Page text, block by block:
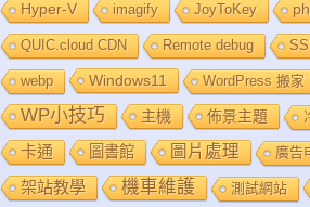
Hyper-V imagify JoyToKey
QUIC.cloud CDN Remote debug
webp Windows11 WordPress 搬家
WP小技巧 主機 佈景主題
卡通 圖書館 圖片處理 廣告
架站教學 機車維護 測試網站